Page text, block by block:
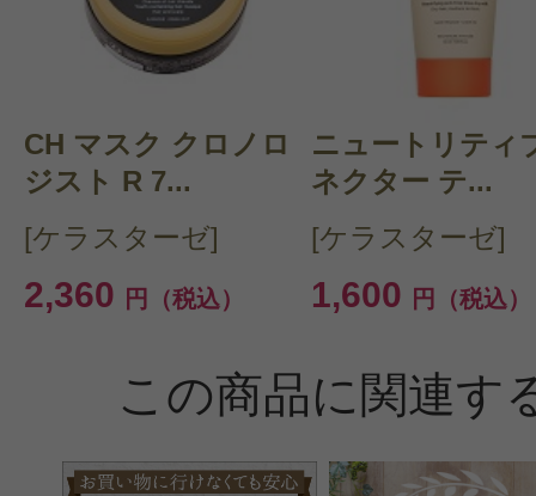
このコスメのレビューを書いて
クチコミを投稿する
CT会員様は、
マイページの「購
らクチコミ投稿すると1 商品に
CH マスク クロノロ
ジスト R 7...
[ケラスターゼ]
2,360 円（税込）
ニュートリティ
ネクター テ...
[ケラスターゼ]
1,600 円（税込）
この商品に関連す